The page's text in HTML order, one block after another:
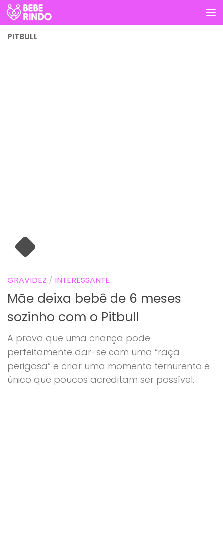
Skip to content
PITBULL
GRAVIDEZ / INTERESSANTE
Mãe deixa bebê de 6 meses
sozinho com o Pitbull
A prova que uma criança pode
perfeitamente dar-se com uma “raça
perigosa” e criar uma momento ternurento e
único que poucos acreditam ser possível.